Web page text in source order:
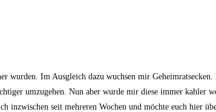
Im Ausgleich dazu wuchsen mir
umzugehen. Nun aber wurde mir diese immer kahler
inzwischen seit mehreren Wochen und möchte euch hier